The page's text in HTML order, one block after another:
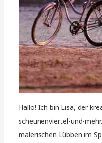
Hallo! Ich bin Lisa, der
scheunenviertel-und-
malerischen Lübben im